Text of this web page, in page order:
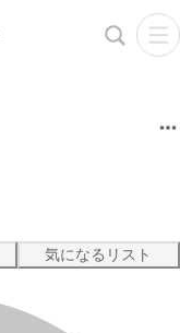
気になるリスト